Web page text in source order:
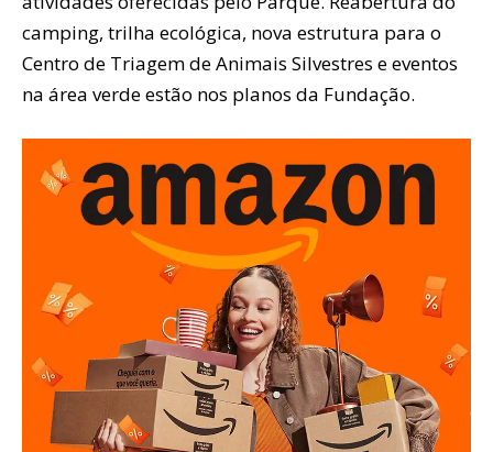
camping, trilha ecológica, nova estrutura para o
Centro de Triagem de Animais Silvestres e eventos
na área verde estão nos planos da Fundação.